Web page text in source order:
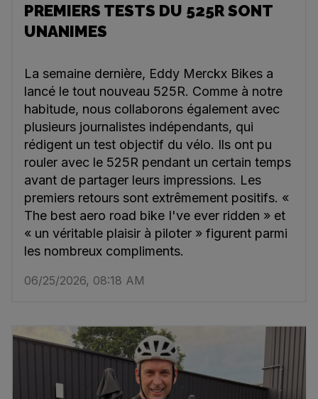
PREMIERS TESTS DU 525R SONT
UNANIMES
La semaine dernière, Eddy Merckx Bikes a
lancé le tout nouveau 525R. Comme à notre
habitude, nous collaborons également avec
plusieurs journalistes indépendants, qui
rédigent un test objectif du vélo. Ils ont pu
rouler avec le 525R pendant un certain temps
avant de partager leurs impressions. Les
premiers retours sont extrêmement positifs. «
The best aero road bike I've ever ridden » et
« un véritable plaisir à piloter » figurent parmi
les nombreux compliments.
06/25/2026, 08:18 AM